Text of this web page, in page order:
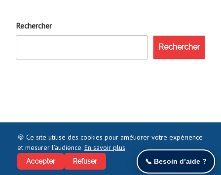
Rechercher
Rechercher
©2021 COMMENTJOINDRE.FR - TOUS DROITS RÉSERVÉS
🍪 Ce site utilise des cookies pour améliorer votre expérience
et mesurer l’audience. En savoir plus
Accepter Refuser 📞 Besoin d’aide ?